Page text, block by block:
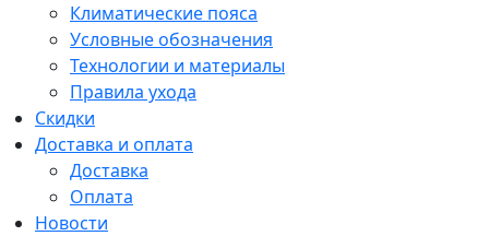
Климатические пояса
Условные обозначения
Технологии и материалы
Правила ухода
Скидки
Доставка и оплата
Доставка
Оплата
Новости